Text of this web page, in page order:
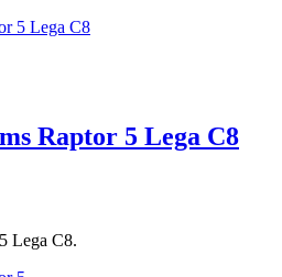
Raptor 5 Lega C8
Lega C8.